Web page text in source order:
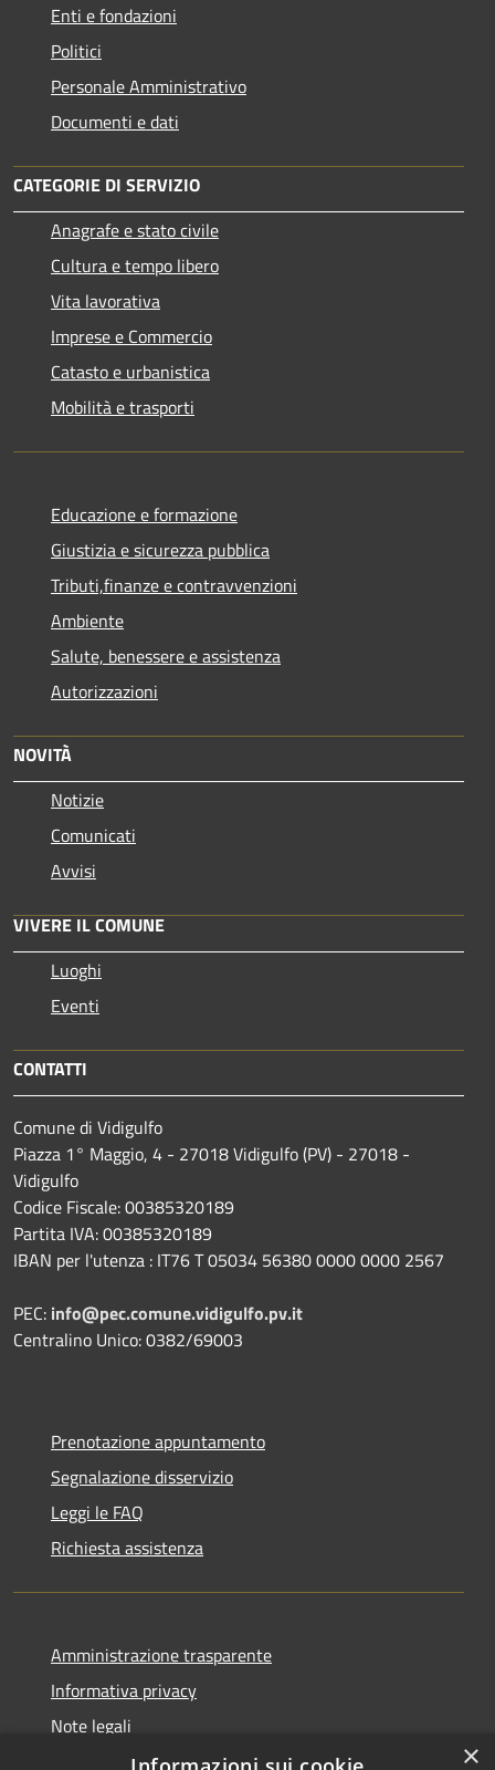
Enti e fondazioni
Politici
Personale Amministrativo
Documenti e dati
CATEGORIE DI SERVIZIO
Anagrafe e stato civile
Cultura e tempo libero
Vita lavorativa
Imprese e Commercio
Catasto e urbanistica
Mobilità e trasporti
Educazione e formazione
Giustizia e sicurezza pubblica
Tributi,finanze e contravvenzioni
Ambiente
Salute, benessere e assistenza
Autorizzazioni
NOVITÀ
Notizie
Comunicati
Avvisi
VIVERE IL COMUNE
Luoghi
Eventi
CONTATTI
Comune di Vidigulfo
Piazza 1° Maggio, 4 - 27018 Vidigulfo (PV) - 27018 -
Vidigulfo
Codice Fiscale: 00385320189
Partita IVA: 00385320189
IBAN per l'utenza : IT76 T 05034 56380 0000 0000 2567
PEC: info@pec.comune.vidigulfo.pv.it
Centralino Unico: 0382/69003
Prenotazione appuntamento
Segnalazione disservizio
Leggi le FAQ
Richiesta assistenza
Amministrazione trasparente
Informativa privacy
Note legali
Dichiarazione di accessibilità
×